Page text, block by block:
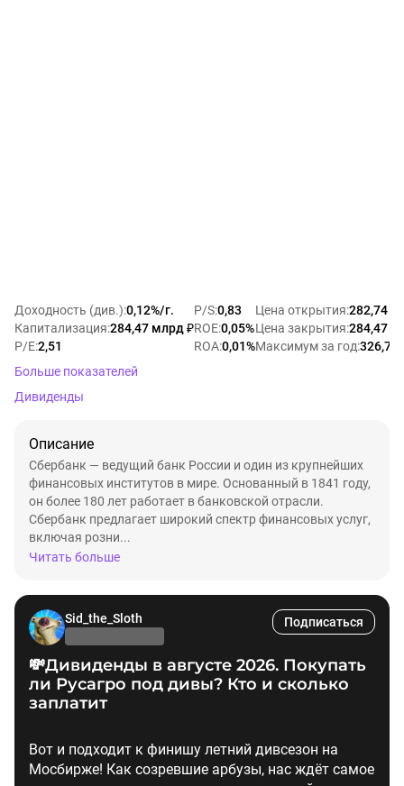
Доходность (див.):0,12%/г.
Капитализация:284,47 млрд ₽
P/E:2,51
P/S:0,83
ROE:0,05%
ROA:0,01%
Цена открытия:282,74 ₽
Цена закрытия:284,47 ₽
Максимум за год:326,78
Больше показателей
Дивиденды
Описание
Сбербанк — ведущий банк России и один из крупнейших
финансовых институтов в мире. Основанный в 1841 году,
он более 180 лет работает в банковской отрасли.
Сбербанк предлагает широкий спектр финансовых услуг,
включая розни...
Читать больше
Sid_the_Sloth Подписаться
💸Дивиденды в августе 2026. Покупать
ли Русагро под дивы? Кто и сколько
заплатит
Вот и подходит к финишу летний дивсезон на
Мосбирже! Как созревшие арбузы, нас ждёт самое